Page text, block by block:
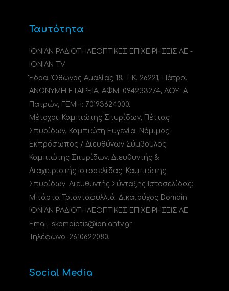
Ταυτότητα
ΙΟΝΙΑΝ ΡΑΔΙΟΤΗΛΕΟΠΤΙΚΕΣ ΕΠΙΧΕΙΡΗΣΕΙΣ ΑΕ -
IONIAN TV
Έδρα: Όθωνος Αμαλίας 18, Τ.Κ. 26221, Πάτρα.
ΑΝΩΝΥΜΗ ΕΤΑΙΡΕΙΑ, ΑΦΜ: 094233274, ΔΟΥ: A
Πατρών, ΓΕΜΗ: 70193624000.
Μέτοχοι: Καμπιώτης Σπυρίδων, Πέττας
Σπυρίδων, Καμπιώτη Ευγενία. Νόμιμος
Εκπρόσωπος / Διευθύνων Σύμβουλος:
Καμπιώτης Σπυρίδων. Διευθυντής &
Διαχειριστής Ιστοσελίδας: Καμπιώτης
Σπυρίδων. Διευθυντής Σύνταξης Ιστοσελίδας:
Μπάστα Τριανταφυλλιά. Δικαιούχος Domain:
ΙΟΝΙΑΝ ΡΑΔΙΟΤΗΛΕΟΠΤΙΚΕΣ ΕΠΙΧΕΙΡΗΣΕΙΣ ΑΕ
Email: skampiotis@ioniantv.gr
Τηλέφωνο: 2610622080.
Social Media